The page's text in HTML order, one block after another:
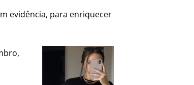
evidência, para enriquecer